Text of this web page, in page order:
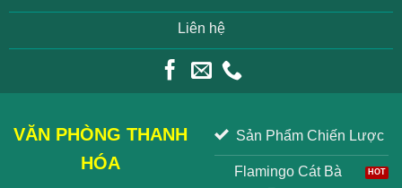
Liên hệ
VĂN PHÒNG THANH
HÓA
Sản Phẩm Chiến Lược
Flamingo Cát Bà